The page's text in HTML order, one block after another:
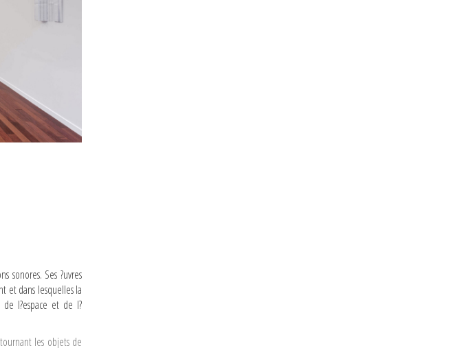
sonores. Ses ?uvres
et dans lesquelles la
l?espace et de l?
les objets de